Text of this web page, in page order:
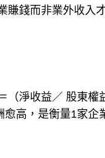
賺錢而非業外收入
（淨收益／ 股東權
高，是衡量1家企